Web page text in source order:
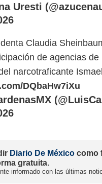
Uresti
Claudia
de agencias
narcotraficante
DQbaHw7iXu
Diario De México como
gratuita.
informado con las últimas